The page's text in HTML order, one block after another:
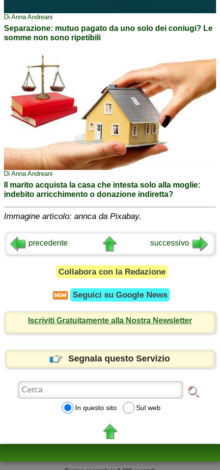
Di Anna Andreani
Separazione: mutuo pagato da uno solo dei coniugi? Le
somme non sono ripetibili
Di Anna Andreani
Il marito acquista la casa che intesta solo alla moglie:
indebito arricchimento o donazione indiretta?
Immagine articolo: annca da Pixabay.
precedente successivo
Collabora con la Redazione
Seguici su Google News
Iscriviti Gratuitamente alla Nostra Newsletter
Segnala questo Servizio
In questo sito Sul web